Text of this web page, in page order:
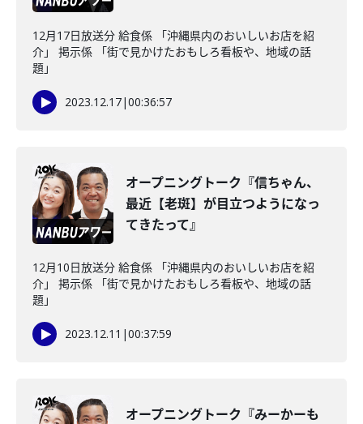
12月17日放送分 給食係 「沖縄県内のおいしいお店を紹
介」 掲示係 「街で見かけたおもしろ看板や、地域の話
題」
2023.12.17|00:36:57
オープニングトーク『信ちゃん、
最近【老斑】が目立つようになっ
てきたって』
12月10日放送分 給食係 「沖縄県内のおいしいお店を紹
介」 掲示係 「街で見かけたおもしろ看板や、地域の話
題」
2023.12.11 |00:37:59
オープニングトーク『みーかーも